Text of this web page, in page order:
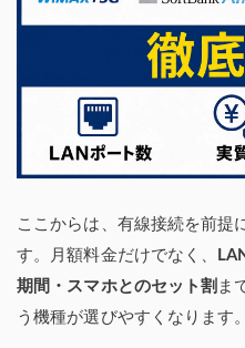
ここからは、有線接続を前提
す。月額料金だけでなく、
期間・スマホとのセット割 ま
う機種が選びやすくなります。